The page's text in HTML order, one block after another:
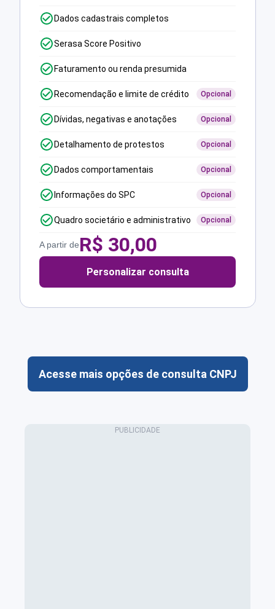
Dados cadastrais completos
Serasa Score Positivo
Faturamento ou renda presumida
Recomendação e limite de crédito Opcional
Dívidas, negativas e anotações Opcional
Detalhamento de protestos Opcional
Dados comportamentais Opcional
Informações do SPC Opcional
Quadro societário e administrativo Opcional
A partir deR$ 30,00
Personalizar consulta
Acesse mais opções de consulta CNPJ